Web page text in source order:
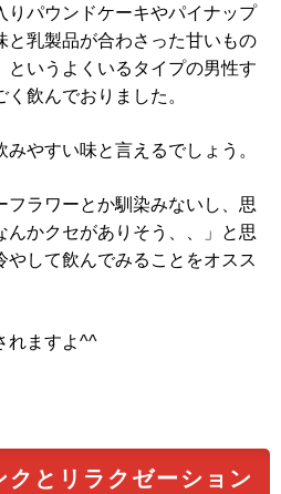
りパウンドケーキやパイナップ
と乳製品が合わさった甘いもの
というよくいるタイプの男性す
飲んでおりました。
やすい味と言えるでしょう。
フラワーとか馴染みないし、思
んかクセがありそう、、」と思
やして飲んでみることをオスス
れますよ^^
クとリラクゼーション